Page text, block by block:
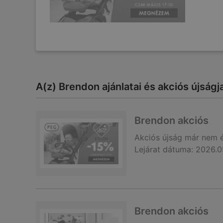
A(z) Brendon ajánlatai és akciós
Brendon akciós
Akciós újság már nem
Lejárat dátuma:
Brendon akciós